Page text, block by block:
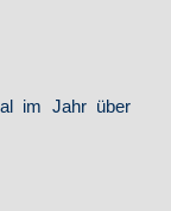
im Jahr über